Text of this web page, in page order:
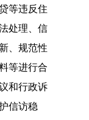
等违反住
处理、信
、规范性
等进行合
和行政诉
信访稳